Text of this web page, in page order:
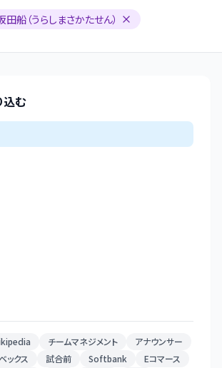
船（うらしまさかたせん）
込む
チームマネジメント
アナウンサー
ックス 試合前 Softbank
Eコマース